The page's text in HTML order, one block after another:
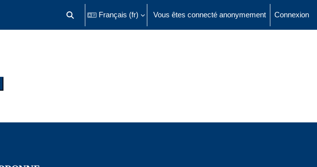
Activer/désactiver la saisie de recherche
Français ‎(fr)‎ Vous êtes connecté anonymement Connexion